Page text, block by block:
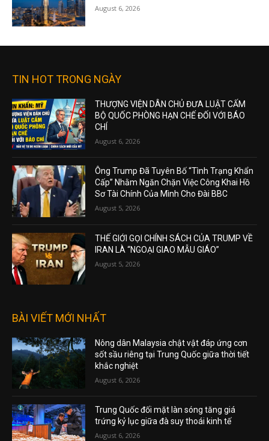
August 6, 2026
TIN HOT TRONG NGÀY
THƯỢNG VIỆN DÂN CHỦ ĐƯA LUẬT CẤM
BỘ QUỐC PHÒNG HẠN CHẾ ĐỐI VỚI BÁO
CHÍ
August 6, 2026
Ông Trump Đã Tuyên Bố “Tình Trạng Khẩn
Cấp” Nhằm Ngăn Chặn Việc Công Khai Hồ
Sơ Tài Chính Của Mình Cho Đài BBC
August 5, 2026
THẾ GIỚI GỌI CHÍNH SÁCH CỦA TRUMP VỀ
IRAN LÀ “NGOẠI GIAO MẪU GIÁO”
August 5, 2026
BÀI VIẾT MỚI NHẤT
Nông dân Malaysia chật vật đáp ứng cơn
sốt sầu riêng tại Trung Quốc giữa thời tiết
khắc nghiệt
August 6, 2026
Trung Quốc đối mặt làn sóng tăng giá
trứng kỷ lục giữa đà suy thoái kinh tế
August 6, 2026